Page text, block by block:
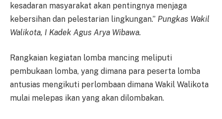
kesadaran masyarakat akan pentingnya menjaga
kebersihan dan pelestarian lingkungan.” Pungkas Wakil
Walikota, I Kadek Agus Arya Wibawa.
Rangkaian kegiatan lomba mancing meliputi
pembukaan lomba, yang dimana para peserta lomba
antusias mengikuti perlombaan dimana Wakil Walikota
mulai melepas ikan yang akan dilombakan.